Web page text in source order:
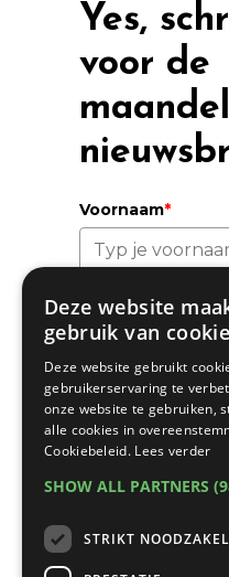
Yes,
voor de
Voornaam*
Achternaam
Email*
We gaan
Lees in het
Deze website
gebruik van
Deze website gebruikt
gebruikerservaring te
onze website te gebruiken,
alle cookies in
Cookiebeleid. Lees verder
SHOW ALL PARTNERS
STRIKT